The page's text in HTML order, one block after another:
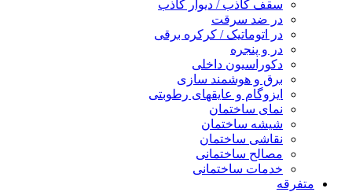
سقف کاذب / دیوار کاذب
در ضد سرقت
در اتوماتیک / کرکره برقی
در و پنجره
دکوراسیون داخلی
برق و هوشمند سازی
ایزوگام و عایقهای رطوبتی
نمای ساختمان
شیشه ساختمان
نقاشی ساختمان
مصالح ساختمانی
خدمات ساختمانی
متفرقه